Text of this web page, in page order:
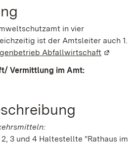
in vier
ist der Amtsleiter auch 1.
Abfallwirtschaft (Wird in
Vermittlung im Amt:
3 und 4 Haltestellte "Rathaus im